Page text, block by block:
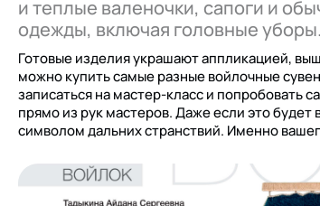
и теплые валеночки, сапоги и
одежды, включая головные
Готовые изделия украшают аппликацией,
можно купить самые разные войлочные
записаться на мастер-класс и попробовать
прямо из рук мастеров. Даже если это
символом дальних странствий. Именно